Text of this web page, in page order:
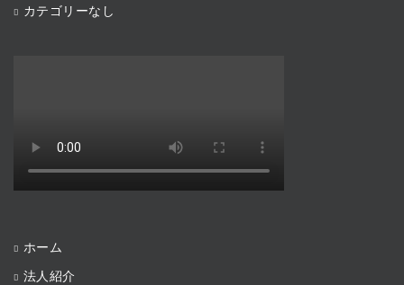
カテゴリーなし
ホーム
法人紹介